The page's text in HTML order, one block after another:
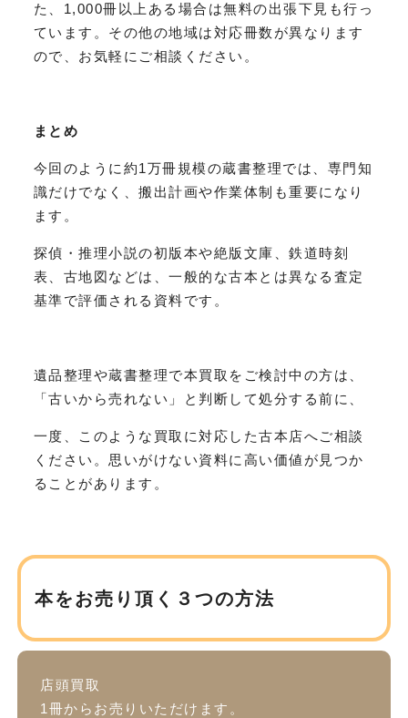
た、1,000冊以上ある場合は無料の出張下見も行っ
ています。その他の地域は対応冊数が異なります
ので、お気軽にご相談ください。
まとめ
今回のように約1万冊規模の蔵書整理では、専門知
識だけでなく、搬出計画や作業体制も重要になり
ます。
探偵・推理小説の初版本や絶版文庫、鉄道時刻
表、古地図などは、一般的な古本とは異なる査定
基準で評価される資料です。
遺品整理や蔵書整理で本買取をご検討中の方は、
「古いから売れない」と判断して処分する前に、
一度、このような買取に対応した古本店へご相談
ください。思いがけない資料に高い価値が見つか
ることがあります。
本をお売り頂く３つの方法
店頭買取
1冊からお売りいただけます。